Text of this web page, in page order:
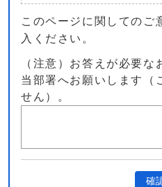
このページに関してのご
入ください。
（注意）お答えが必要
当部署へお願いします（
せん）。
確